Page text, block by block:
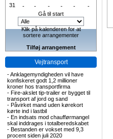
31
- - - - -
-
Gå til start
Klik på kalenderen for at
sortere arrangementer
Tilføj arrangement
Vejtransport
-Anklagemyndigheden vil have
konfiskeret godt 1,2 millioner
kroner hos transportfirma
- Fire-akslet tip-trailer er bygget til
transport af jord og sand
- Påvirket mand uden kørekort
kørte ind i lastbil
- En indsats mod chaufførmangel
skal inddrages i totalberedskabet
- Bestanden er vokset med 9,3
procent siden juli 2020